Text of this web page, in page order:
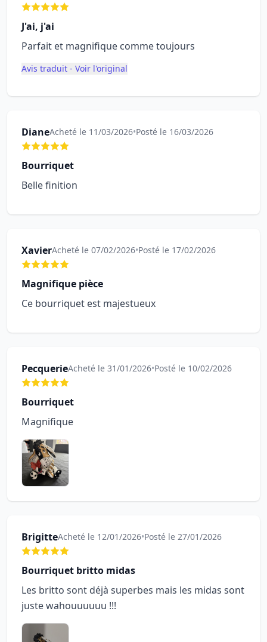
J'ai, j'ai
Parfait et magnifique comme toujours
Avis traduit - Voir l'original
DianeAcheté le 11/03/2026•Posté le 16/03/2026
Bourriquet
Belle finition
XavierAcheté le 07/02/2026•Posté le 17/02/2026
Magnifique pièce
Ce bourriquet est majestueux
PecquerieAcheté le 31/01/2026•Posté le 10/02/2026
Bourriquet
Magnifique
BrigitteAcheté le 12/01/2026•Posté le 27/01/2026
Bourriquet britto midas
Les britto sont déjà superbes mais les midas sont
juste wahouuuuuu !!!